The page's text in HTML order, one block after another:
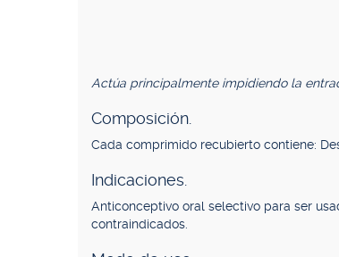
Actúa principalmente impidiendo la
Composición.
Cada comprimido recubierto contiene:
Indicaciones.
Anticonceptivo oral selectivo para ser
contraindicados.